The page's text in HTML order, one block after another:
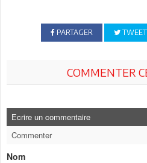
PARTAGER
COMMENTER
Ecrire un commentaire
Commenter
Nom